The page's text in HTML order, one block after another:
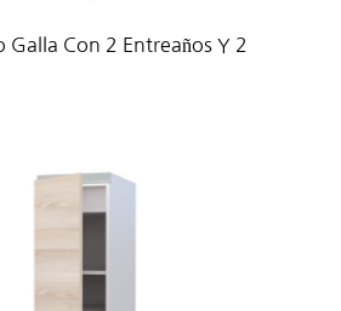
Con 2 Entreaños Y 2